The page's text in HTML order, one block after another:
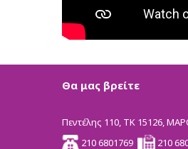
Θα μας βρείτε
Πεντέλης 110, ΤΚ 15126,
210 6801769
210